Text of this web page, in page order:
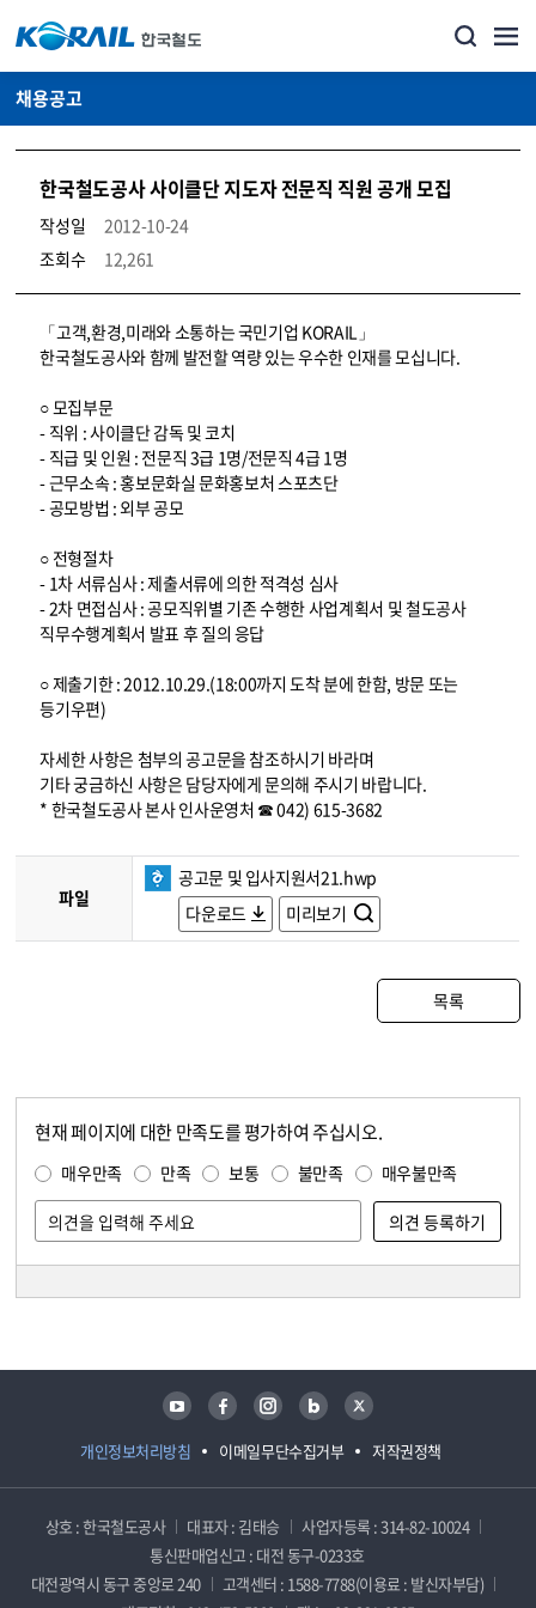
채용공고
한국철도공사 사이클단 지도자 전문직 직원 공개 모집
작성일
2012-10-24
조회수
12,261
코레일소개_경영공시_채용공고 상세보기 – 내용, 파일, 담당자 연락처로 구성
「고객,환경,미래와 소통하는 국민기업 KORAIL」
한국철도공사와 함께 발전할 역량 있는 우수한 인재를 모십니다.
○ 모집부문
- 직위 : 사이클단 감독 및 코치
- 직급 및 인원 : 전문직 3급 1명/전문직 4급 1명
- 근무소속 : 홍보문화실 문화홍보처 스포츠단
- 공모방법 : 외부 공모
○ 전형절차
- 1차 서류심사 : 제출서류에 의한 적격성 심사
- 2차 면접심사 : 공모직위별 기존 수행한 사업계획서 및 철도공사
직무수행계획서 발표 후 질의 응답
○ 제출기한 : 2012.10.29.(18:00까지 도착 분에 한함, 방문 또는
등기우편)
자세한 사항은 첨부의 공고문을 참조하시기 바라며
기타 궁금하신 사항은 담당자에게 문의해 주시기 바랍니다.
* 한국철도공사 본사 인사운영처 ☎ 042) 615-3682
파일
공고문 및 입사지원서21.hwp
다운로드
미리보기
목록
현재 페이지에 대한 만족도를 평가하여 주십시오.
매우만족 만족 보통 불만족 매우불만족
개인정보처리방침 이메일무단수집거부 저작권정책
유튜브 페이스북 인스타그램 블로그 트위터
상호 : 한국철도공사 대표자 : 김태승
사업자등록 : 314-82-10024
통신판매업신고 : 대전 동구-0233호
대전광역시 동구 중앙로 240
고객센터 : 1588-7788(이용료 : 발신자부담)